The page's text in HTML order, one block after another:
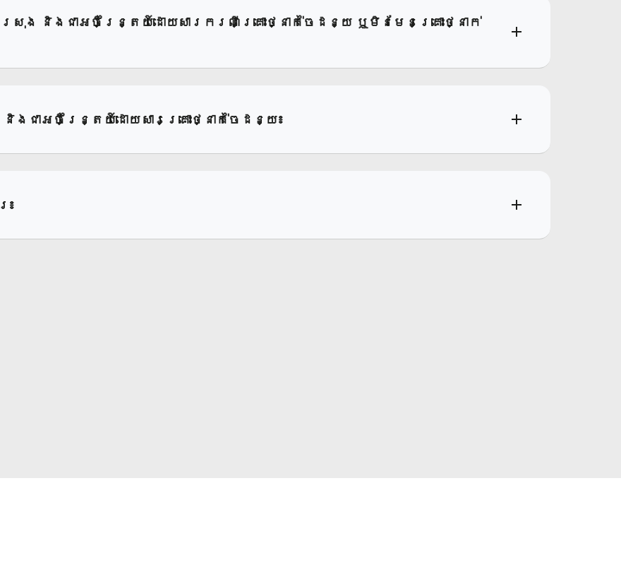
និងជាអចិន្រ្តៃយ៍ដោយសារករណីគ្រោះថ្នាក់ចៃដន្យ ឬមិនមែនគ្រោះថ្នាក់
ាអចិន្រ្តៃយ៍ដោយសារគ្រោះថ្នាក់ចៃដន្យ៖
៖